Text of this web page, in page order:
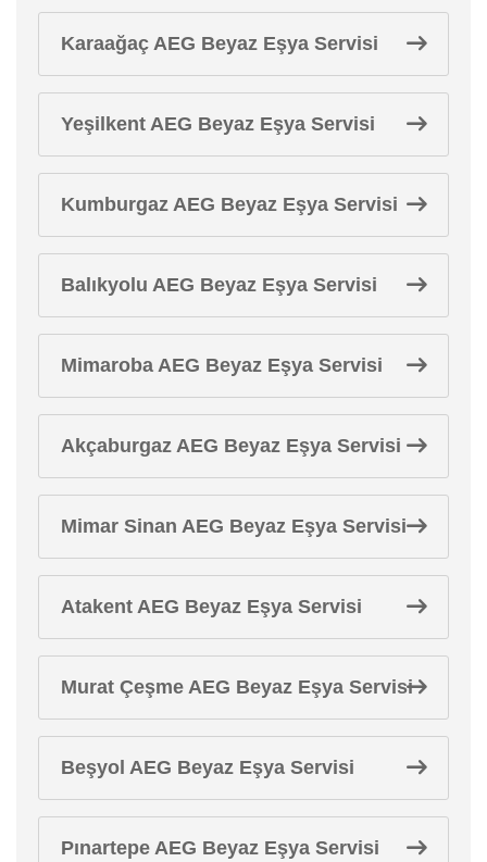
Karaağaç AEG Beyaz Eşya Servisi
Yeşilkent AEG Beyaz Eşya Servisi
Kumburgaz AEG Beyaz Eşya Servisi
Balıkyolu AEG Beyaz Eşya Servisi
Mimaroba AEG Beyaz Eşya Servisi
Akçaburgaz AEG Beyaz Eşya Servisi
Mimar Sinan AEG Beyaz Eşya Servisi
Atakent AEG Beyaz Eşya Servisi
Murat Çeşme AEG Beyaz Eşya Servisi
Beşyol AEG Beyaz Eşya Servisi
Pınartepe AEG Beyaz Eşya Servisi